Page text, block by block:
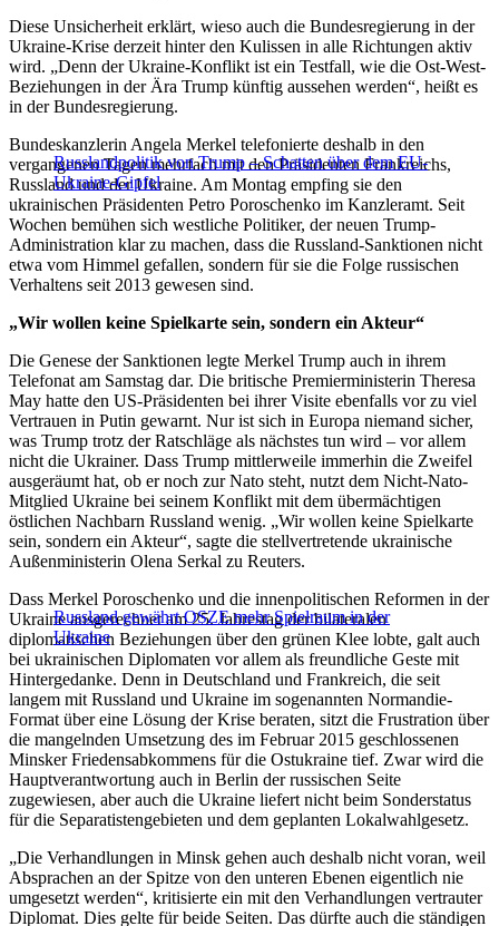
Diese Unsicherheit erklärt, wieso auch die Bundesregierung in der
Ukraine-Krise derzeit hinter den Kulissen in alle Richtungen aktiv
wird. „Denn der Ukraine-Konflikt ist ein Testfall, wie die Ost-West-
Beziehungen in der Ära Trump künftig aussehen werden“, heißt es
in der Bundesregierung.
Russlandpolitik von Trump – Schatten über dem EU-
Ukraine-Gipfel
Bundeskanzlerin Angela Merkel telefonierte deshalb in den
vergangenen Tagen mehrfach mit den Präsidenten Frankreichs,
Russland und der Ukraine. Am Montag empfing sie den
ukrainischen Präsidenten Petro Poroschenko im Kanzleramt. Seit
Wochen bemühen sich westliche Politiker, der neuen Trump-
Administration klar zu machen, dass die Russland-Sanktionen nicht
etwa vom Himmel gefallen, sondern für sie die Folge russischen
Verhaltens seit 2013 gewesen sind.
„Wir wollen keine Spielkarte sein, sondern ein Akteur“
Die Genese der Sanktionen legte Merkel Trump auch in ihrem
Telefonat am Samstag dar. Die britische Premierministerin Theresa
May hatte den US-Präsidenten bei ihrer Visite ebenfalls vor zu viel
Vertrauen in Putin gewarnt. Nur ist sich in Europa niemand sicher,
was Trump trotz der Ratschläge als nächstes tun wird – vor allem
nicht die Ukrainer. Dass Trump mittlerweile immerhin die Zweifel
ausgeräumt hat, ob er noch zur Nato steht, nutzt dem Nicht-Nato-
Mitglied Ukraine bei seinem Konflikt mit dem übermächtigen
östlichen Nachbarn Russland wenig. „Wir wollen keine Spielkarte
sein, sondern ein Akteur“, sagte die stellvertretende ukrainische
Außenministerin Olena Serkal zu Reuters.
Russland gewährt OSZE mehr Spielraum in der
Ukraine
Dass Merkel Poroschenko und die innenpolitischen Reformen in der
Ukraine ausgerechnet am 25. Jahrestag der bilateralen
diplomatischen Beziehungen über den grünen Klee lobte, galt auch
bei ukrainischen Diplomaten vor allem als freundliche Geste mit
Hintergedanke. Denn in Deutschland und Frankreich, die seit
langem mit Russland und Ukraine im sogenannten Normandie-
Format über eine Lösung der Krise beraten, sitzt die Frustration über
die mangelnden Umsetzung des im Februar 2015 geschlossenen
Minsker Friedensabkommens für die Ostukraine tief. Zwar wird die
Hauptverantwortung auch in Berlin der russischen Seite
zugewiesen, aber auch die Ukraine liefert nicht beim Sonderstatus
für die Separatistengebieten und dem geplanten Lokalwahlgesetz.
„Die Verhandlungen in Minsk gehen auch deshalb nicht voran, weil
Absprachen an der Spitze von den unteren Ebenen eigentlich nie
umgesetzt werden“, kritisierte ein mit den Verhandlungen vertrauter
Diplomat. Dies gelte für beide Seiten. Das dürfte auch die ständigen